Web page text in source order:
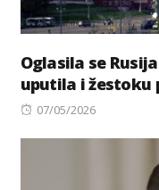
Oglasila se
uputila i žestoku
Posted
07/05/2026